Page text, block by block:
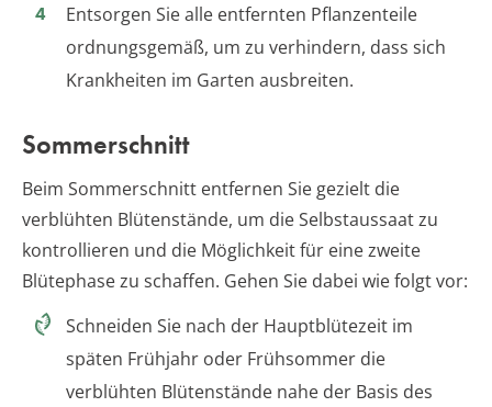
Entsorgen Sie alle entfernten Pflanzenteile
ordnungsgemäß, um zu verhindern, dass sich
Krankheiten im Garten ausbreiten.
Sommerschnitt
Beim Sommerschnitt entfernen Sie gezielt die
verblühten Blütenstände, um die Selbstaussaat zu
kontrollieren und die Möglichkeit für eine zweite
Blütephase zu schaffen. Gehen Sie dabei wie folgt vor:
Schneiden Sie nach der Hauptblütezeit im
späten Frühjahr oder Frühsommer die
verblühten Blütenstände nahe der Basis des